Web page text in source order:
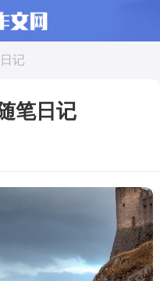
日记
笔日记